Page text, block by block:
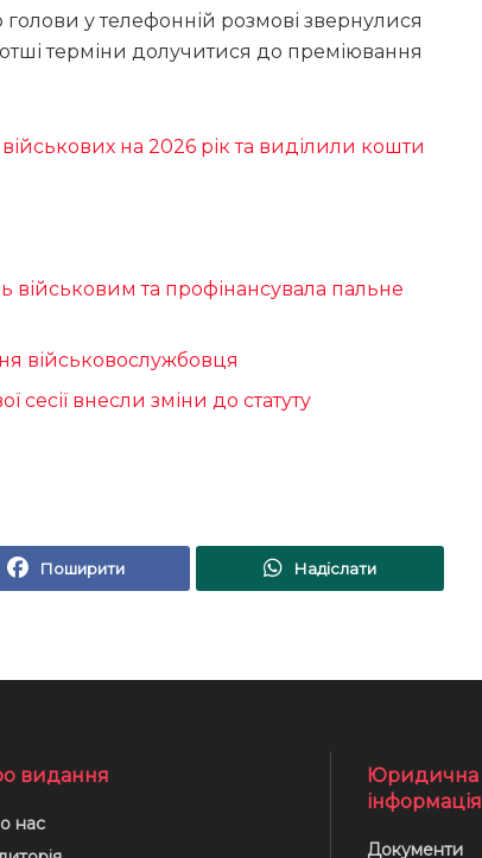
у телефонній розмові звернулися
терміни долучитися до преміювання
на 2026 рік та виділили кошти
та профінансувала пальне
військовослужбовця
сесії внесли зміни до статуту
Поширити Надіслати
видання
нас
Юридична
інформація
Документи